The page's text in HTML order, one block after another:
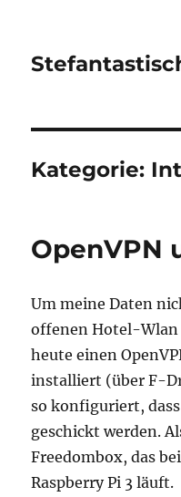
Kategorie:
OpenVPN
Um meine Daten
offenen Hotel-Wlan
heute einen
installiert (über F-
so konfiguriert,
geschickt werden.
Freedombox, das
Raspberry Pi 3 läuft.